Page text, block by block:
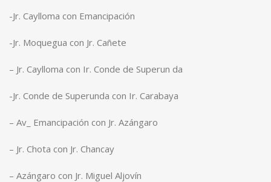
-Jr. Caylloma con Emancipación
-Jr. Moquegua con Jr. Cañete
– Jr. Caylloma con Ir. Conde de Superun da
-Jr. Conde de Superunda con Ir. Carabaya
– Av_ Emancipación con Jr. Azángaro
– Jr. Chota con Jr. Chancay
– Azángaro con Jr. Miguel Aljovín